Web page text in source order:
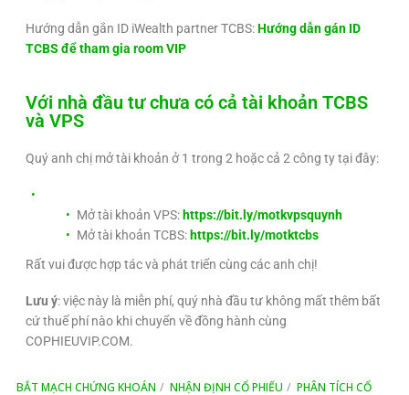
Hướng dẫn gắn ID iWealth partner TCBS:Hướng dẫn gán ID
TCBS để tham gia room VIP
Với nhà đầu tư chưa có cả tài khoản TCBS
và VPS
Quý anh chị mở tài khoản ở 1 trong 2 hoặc cả 2 công ty tại đây:
Mở tài khoản VPS: https://bit.ly/motkvpsquynh
Mở tài khoản TCBS: https://bit.ly/motktcbs
Rất vui được hợp tác và phát triển cùng các anh chị!
Lưu ý: việc này là miễn phí, quý nhà đầu tư không mất thêm bất
cứ thuế phí nào khi chuyển về đồng hành cùng
COPHIEUVIP.COM.
BẮT MẠCH CHỨNG KHOÁN NHẬN ĐỊNH CỔ PHIẾU
PHÂN TÍCH CỔ